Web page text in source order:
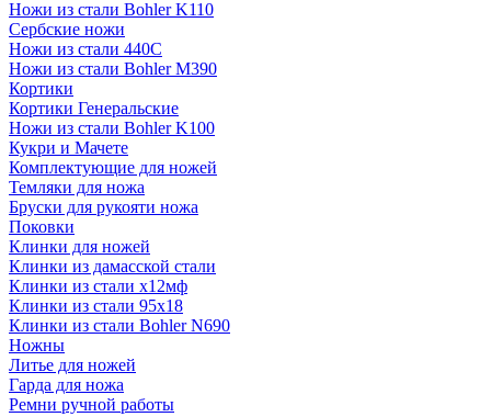
Ножи из стали Bohler K110
Сербские ножи
Ножи из стали 440С
Ножи из стали Bohler M390
Кортики
Кортики Генеральские
Ножи из стали Bohler K100
Кукри и Мачете
Комплектующие для ножей
Темляки для ножа
Бруски для рукояти ножа
Поковки
Клинки для ножей
Клинки из дамасской стали
Клинки из стали х12мф
Клинки из стали 95х18
Клинки из стали Bohler N690
Ножны
Литье для ножей
Гарда для ножа
Ремни ручной работы